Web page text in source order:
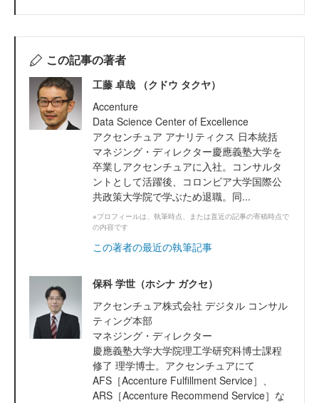
この記事の著者
工藤 卓哉 （クドウ タクヤ）
Accenture
Data Science Center of Excellence
アクセンチュア アナリティクス 日本統括
マネジング・ディレクター慶應義塾大学を
卒業しアクセンチュアに入社。コンサルタ
ントとして活躍後、コロンビア大学国際公
共政策大学院で学ぶため退職。同...
※プロフィールは、執筆時点、または直近の記事の寄稿時点で
の内容です
この著者の最近の執筆記事
保科 学世（ホシナ ガクセ）
アクセンチュア株式会社 デジタル コンサル
ティング本部
マネジング・ディレクター
慶應義塾大学大学院理工学研究科博士課程
修了 理学博士。アクセンチュアにて
AFS［Accenture Fulfillment Service］、
ARS［Accenture Recommend Service］な